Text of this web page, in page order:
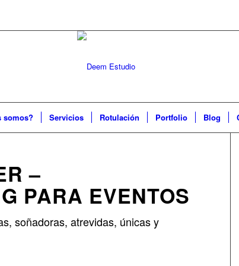
somos? Servicios Rotulación Portfolio Blog
–
PARA EVENTOS
soñadoras, atrevidas, únicas y